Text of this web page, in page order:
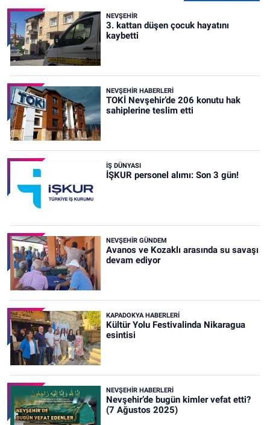
NEVŞEHIR
3. kattan düşen çocuk hayatını
kaybetti
NEVŞEHIR HABERLERI
TOKİ Nevşehir’de 206 konutu hak
sahiplerine teslim etti
İŞ DÜNYASI
İŞKUR personel alımı: Son 3 gün!
NEVŞEHIR GÜNDEM
Avanos ve Kozaklı arasında su savaşı
devam ediyor
KAPADOKYA HABERLERI
Kültür Yolu Festivalinda Nikaragua
esintisi
NEVŞEHIR HABERLERI
Nevşehir’de bugün kimler vefat etti?
(7 Ağustos 2025)